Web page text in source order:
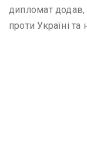
дипломат
проти Україні